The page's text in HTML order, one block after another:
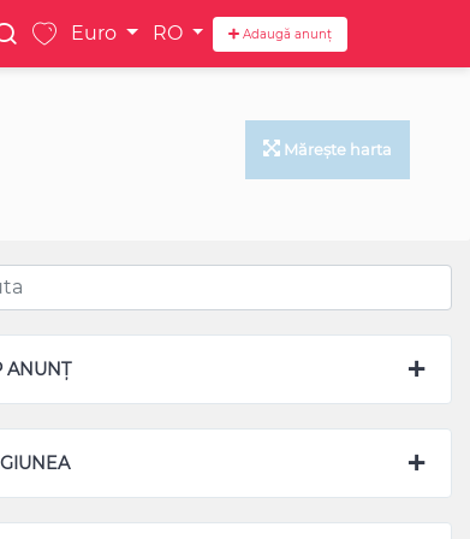
Euro RO Adaugă anunț
Mărește harta
ANUNȚ